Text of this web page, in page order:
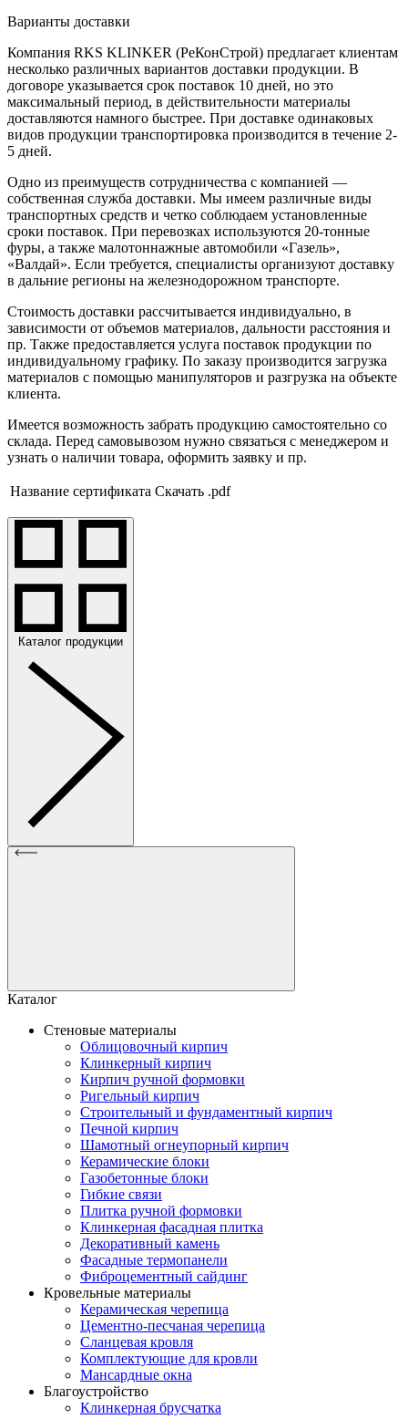
Варианты доставки
Компания RKS KLINKER (РеКонСтрой) предлагает клиентам
несколько различных вариантов доставки продукции. В
договоре указывается срок поставок 10 дней, но это
максимальный период, в действительности материалы
доставляются намного быстрее. При доставке одинаковых
видов продукции транспортировка производится в течение 2-
5 дней.
Одно из преимуществ сотрудничества с компанией —
собственная служба доставки. Мы имеем различные виды
транспортных средств и четко соблюдаем установленные
сроки поставок. При перевозках используются 20-тонные
фуры, а также малотоннажные автомобили «Газель»,
«Валдай». Если требуется, специалисты организуют доставку
в дальние регионы на железнодорожном транспорте.
Стоимость доставки рассчитывается индивидуально, в
зависимости от объемов материалов, дальности расстояния и
пр. Также предоставляется услуга поставок продукции по
индивидуальному графику. По заказу производится загрузка
материалов с помощью манипуляторов и разгрузка на объекте
клиента.
Имеется возможность забрать продукцию самостоятельно со
склада. Перед самовывозом нужно связаться с менеджером и
узнать о наличии товара, оформить заявку и пр.
Название сертификата Скачать .pdf
Каталог продукции
Каталог
Стеновые материалы
Облицовочный кирпич
Клинкерный кирпич
Кирпич ручной формовки
Ригельный кирпич
Строительный и фундаментный кирпич
Печной кирпич
Шамотный огнеупорный кирпич
Керамические блоки
Газобетонные блоки
Гибкие связи
Плитка ручной формовки
Клинкерная фасадная плитка
Декоративный камень
Фасадные термопанели
Фиброцементный сайдинг
Кровельные материалы
Керамическая черепица
Цементно-песчаная черепица
Сланцевая кровля
Комплектующие для кровли
Мансардные окна
Благоустройство
Клинкерная брусчатка